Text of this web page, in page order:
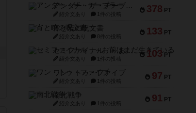
378 PT
アンダー・ザ・テーブラー
紹介文あり 1件の投稿
133 PT
宵と暁の呪文書
紹介文あり 8件の投稿
103 PT
セミファイナル ～お前はまだ生きている～
紹介文あり 1件の投稿
97 PT
ワン・トゥ・ファイブ
紹介文あり 1件の投稿
91 PT
南北戦争
紹介文あり 1件の投稿